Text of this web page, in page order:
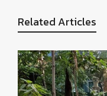
Related Articles